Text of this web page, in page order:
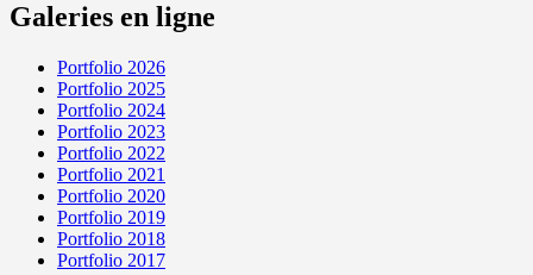
Galeries en ligne
Portfolio 2026
Portfolio 2025
Portfolio 2024
Portfolio 2023
Portfolio 2022
Portfolio 2021
Portfolio 2020
Portfolio 2019
Portfolio 2018
Portfolio 2017